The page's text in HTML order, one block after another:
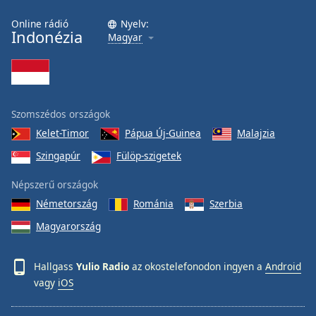
Opacity
Caption
Area
Color
Opacity
Font
Size
Text
Edge
Online rádió
Indonézia
Nyelv:
Magyar
Szomszédos országok
Kelet-Timor
Pápua Új-Guinea
Malajzia
Szingapúr
Fülöp-szigetek
Népszerű országok
Németország
Románia
Szerbia
Magyarország
Hallgass Yulio Radio az okostelefonodon ingyen a Android
vagy iOS